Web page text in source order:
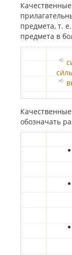
предмета, т.
предмета в
обозначать